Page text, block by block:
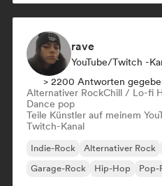
rave
YouTube/Twitch -
> 2200 Antworten
Alternativer RockChill / Lo-fi
Dance pop
Teile Künstler auf meinem
Twitch-Kanal
Indie-Rock Alternativer Rock
Garage-Rock
Hip-Hop Pop-